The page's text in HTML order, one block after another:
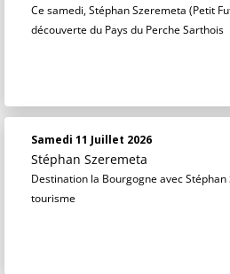
Ce samedi, Stéphan Szeremeta (Petit
découverte du Pays du Perche Sarthois
Samedi 11 Juillet 2026
Stéphan Szeremeta
Destination la Bourgogne avec
tourisme